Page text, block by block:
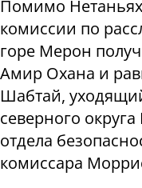
Помимо
комиссии по
горе Мерон
Амир Охана и
Шабтай,
северного
отдела
комиссара